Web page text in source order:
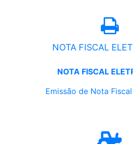
NOTA FISCAL
NOTA FISCAL
Emissão de Nota